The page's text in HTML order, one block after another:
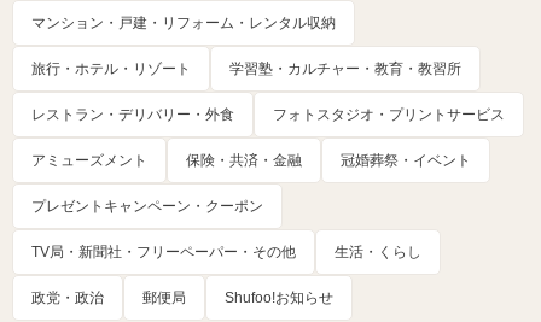
マンション・戸建・リフォーム・レンタル収納
旅行・ホテル・リゾート 学習塾・カルチャー・教育・教習所
レストラン・デリバリー・外食 フォトスタジオ・プリントサービス
アミューズメント 保険・共済・金融 冠婚葬祭・イベント
プレゼントキャンペーン・クーポン
TV局・新聞社・フリーペーパー・その他 生活・くらし
政党・政治 郵便局 Shufoo!お知らせ